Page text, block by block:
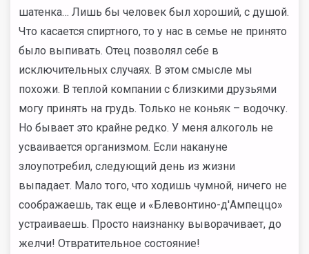
шатенка… Лишь бы человек был хороший, с душой.
Что касается спиртного, то у нас в семье не принято
было выпивать. Отец позволял себе в
исключительных случаях. В этом смысле мы
похожи. В теплой компании с близкими друзьями
могу принять на грудь. Только не коньяк – водочку.
Но бывает это крайне редко. У меня алкоголь не
усваивается организмом. Если накануне
злоупотребил, следующий день из жизни
выпадает. Мало того, что ходишь чумной, ничего не
соображаешь, так еще и «Блевонтино-д'Ампеццо»
устраиваешь. Просто наизнанку выворачивает, до
желчи! Отвратительное состояние!